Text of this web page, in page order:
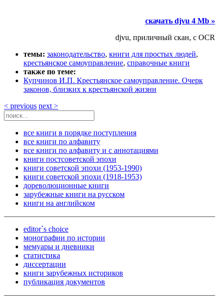
скачать djvu 4 Mb »
djvu, приличный скан, с OCR
темы: законодательство, книги для простых людей,
крестьянское самоуправление, справочные книги
также по теме:
Купчинов И.П. Крестьянское самоуправление. Очерк
законов, близких к крестьянской жизни
< previous next >
все книги в порядке поступления
все книги по алфавиту
все книги по алфавиту и с аннотациями
книги постсоветской эпохи
книги советской эпохи (1953-1990)
книги советской эпохи (1918-1953)
дореволюционные книги
зарубежные книги на русском
книги на английском
editor`s choice
монографии по истории
мемуары и дневники
статистика
диссертации
книги зарубежных историков
публикация документов